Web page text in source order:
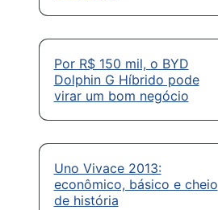
Por R$ 150 mil, o BYD
Dolphin G Híbrido pode
virar um bom negócio
Uno Vivace 2013:
econômico, básico e cheio
de história